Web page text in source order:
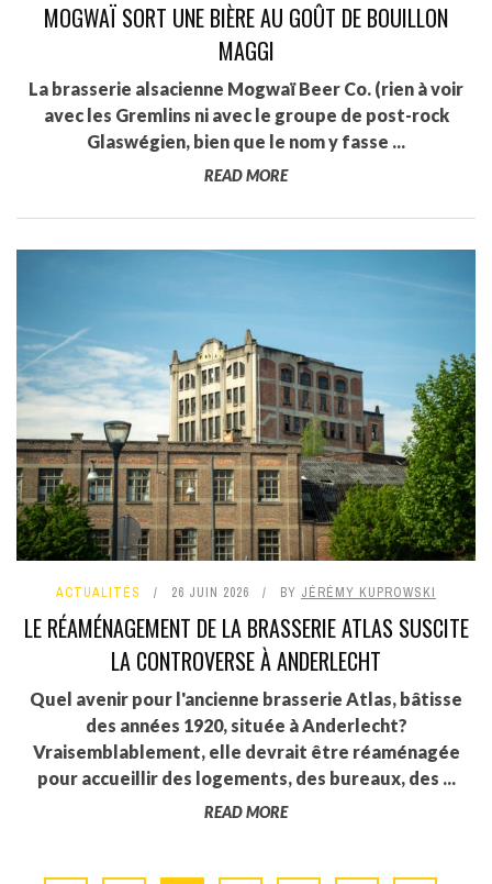
MOGWAÏ SORT UNE BIÈRE AU GOÛT DE BOUILLON
MAGGI
La brasserie alsacienne Mogwaï Beer Co. (rien à voir
avec les Gremlins ni avec le groupe de post-rock
Glaswégien, bien que le nom y fasse ...
READ MORE
ACTUALITÉS 26 JUIN 2026 BY JÉRÉMY KUPROWSKI
LE RÉAMÉNAGEMENT DE LA BRASSERIE ATLAS SUSCITE
LA CONTROVERSE À ANDERLECHT
Quel avenir pour l'ancienne brasserie Atlas, bâtisse
des années 1920, située à Anderlecht?
Vraisemblablement, elle devrait être réaménagée
pour accueillir des logements, des bureaux, des ...
READ MORE